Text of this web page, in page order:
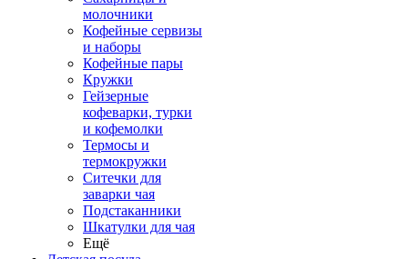
молочники
Кофейные сервизы
и наборы
Кофейные пары
Кружки
Гейзерные
кофеварки, турки
и кофемолки
Термосы и
термокружки
Ситечки для
заварки чая
Подстаканники
Шкатулки для чая
Ещё